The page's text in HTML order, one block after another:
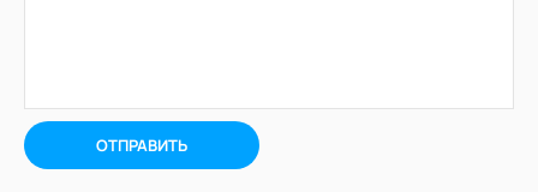
ОТПРАВИТЬ